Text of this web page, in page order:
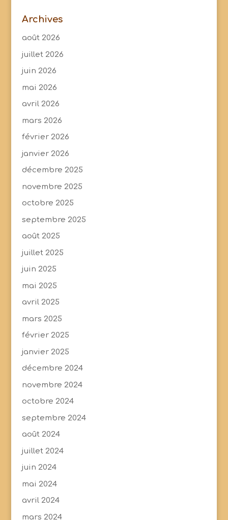
Archives
août 2026
juillet 2026
juin 2026
mai 2026
avril 2026
mars 2026
février 2026
janvier 2026
décembre 2025
novembre 2025
octobre 2025
septembre 2025
août 2025
juillet 2025
juin 2025
mai 2025
avril 2025
mars 2025
février 2025
janvier 2025
décembre 2024
novembre 2024
octobre 2024
septembre 2024
août 2024
juillet 2024
juin 2024
mai 2024
avril 2024
mars 2024